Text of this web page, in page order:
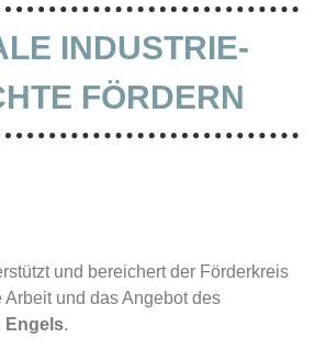
INDUSTRIE­
FÖRDERN
und bereichertder Förderkreis
Arbeit und das Angebot des
Engels.